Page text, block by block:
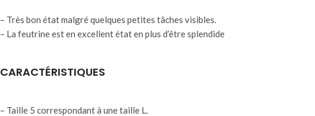
– Très bon état malgré quelques petites tâches visibles.
– La feutrine est en excellent état en plus d’être splendide
CARACTÉRISTIQUES
– Taille 5 correspondant à une taille L.